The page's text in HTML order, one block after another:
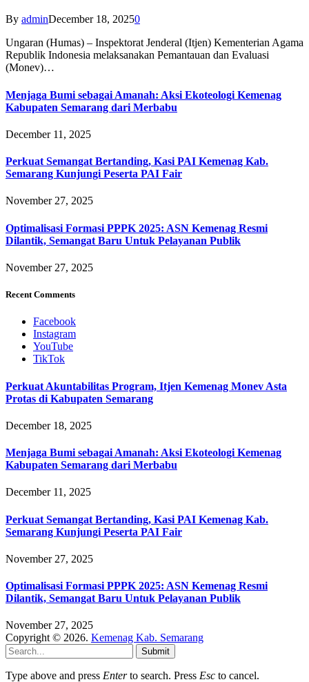
By adminDecember 18, 20250
Ungaran (Humas) – Inspektorat Jenderal (Itjen) Kementerian Agama
Republik Indonesia melaksanakan Pemantauan dan Evaluasi
(Monev)…
Menjaga Bumi sebagai Amanah: Aksi Ekoteologi Kemenag
Kabupaten Semarang dari Merbabu
December 11, 2025
Perkuat Semangat Bertanding, Kasi PAI Kemenag Kab.
Semarang Kunjungi Peserta PAI Fair
November 27, 2025
Optimalisasi Formasi PPPK 2025: ASN Kemenag Resmi
Dilantik, Semangat Baru Untuk Pelayanan Publik
November 27, 2025
Recent Comments
Facebook
Instagram
YouTube
TikTok
Perkuat Akuntabilitas Program, Itjen Kemenag Monev Asta
Protas di Kabupaten Semarang
December 18, 2025
Menjaga Bumi sebagai Amanah: Aksi Ekoteologi Kemenag
Kabupaten Semarang dari Merbabu
December 11, 2025
Perkuat Semangat Bertanding, Kasi PAI Kemenag Kab.
Semarang Kunjungi Peserta PAI Fair
November 27, 2025
Optimalisasi Formasi PPPK 2025: ASN Kemenag Resmi
Dilantik, Semangat Baru Untuk Pelayanan Publik
November 27, 2025
Copyright © 2026. Kemenag Kab. Semarang
Submit
Type above and press Enterto search. Press Esc to cancel.